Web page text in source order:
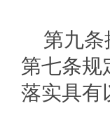
第九
第七条规
落实具有